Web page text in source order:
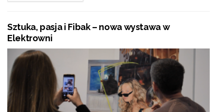
Sztuka, pasja i Fibak – nowa wystawa w
Elektrowni